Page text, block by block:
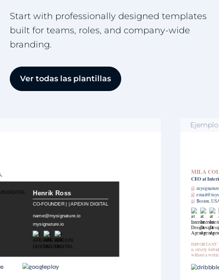
Start with professionally designed templates
built for teams, roles, and company-wide
branding.
Ver todas las plantillas
இ
email@mysignature.io
Boston, USA
IMPORTANT: The contents of this email and any attachments are confidential. It
is strictly forbidden to share any part of this message with any third party,